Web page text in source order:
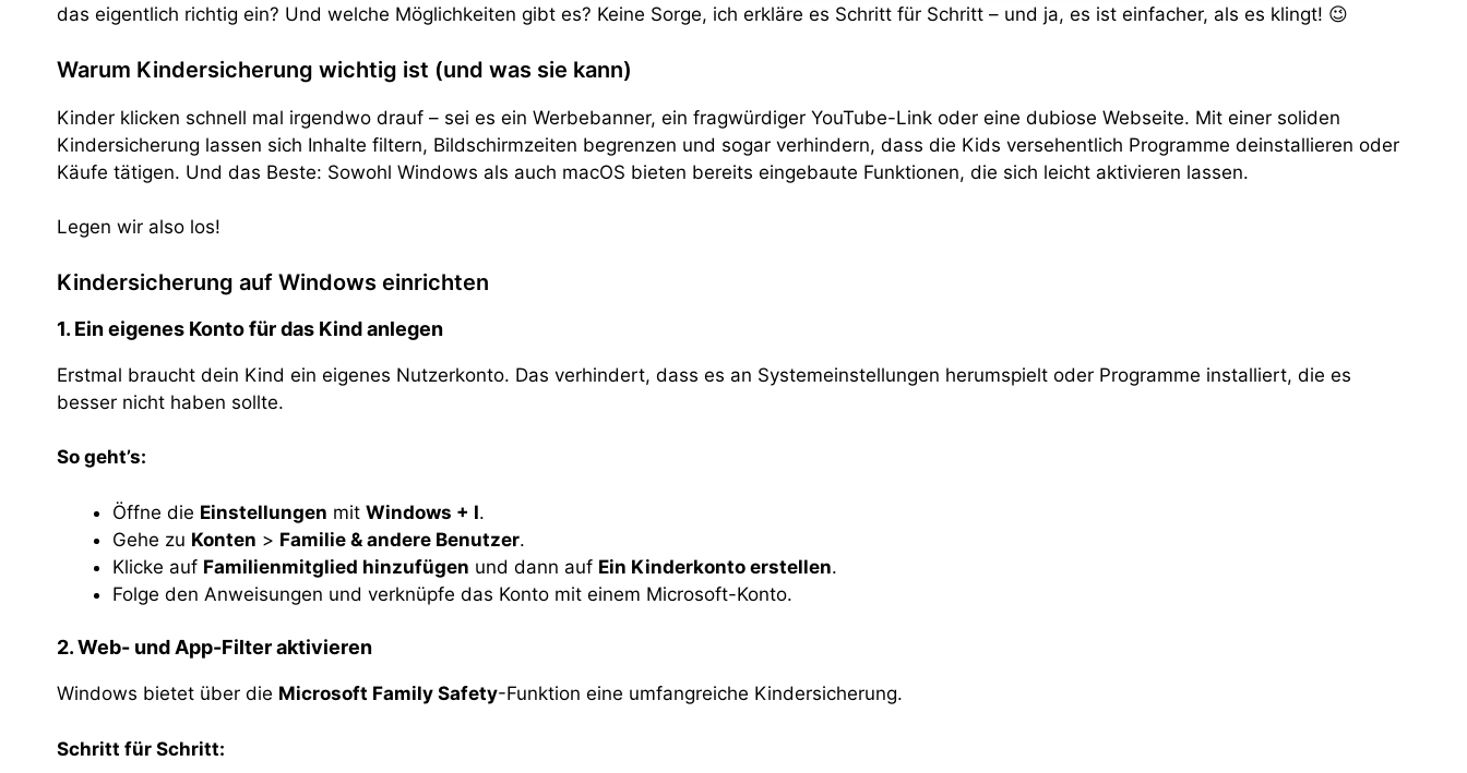
das eigentlich richtig ein? Und welche Möglichkeiten gibt es? Keine Sorge, ich erkläre es Schritt für Schritt – und ja, es ist einfacher, als es klingt! 😉
Warum Kindersicherung wichtig ist (und was sie kann)
Kinder klicken schnell mal irgendwo drauf – sei es ein Werbebanner, ein fragwürdiger YouTube-Link oder eine dubiose Webseite. Mit einer soliden
Kindersicherung lassen sich Inhalte filtern, Bildschirmzeiten begrenzen und sogar verhindern, dass die Kids versehentlich Programme deinstallieren oder
Käufe tätigen. Und das Beste: Sowohl Windows als auch macOS bieten bereits eingebaute Funktionen, die sich leicht aktivieren lassen.
Legen wir also los!
Kindersicherung auf Windows einrichten
1. Ein eigenes Konto für das Kind anlegen
Erstmal braucht dein Kind ein eigenes Nutzerkonto. Das verhindert, dass es an Systemeinstellungen herumspielt oder Programme installiert, die es
besser nicht haben sollte.
So geht’s:
Öffne die Einstellungen mit Windows + I.
Gehe zu Konten > Familie & andere Benutzer.
Klicke auf Familienmitglied hinzufügen und dann auf Ein Kinderkonto erstellen.
Folge den Anweisungen und verknüpfe das Konto mit einem Microsoft-Konto.
2. Web- und App-Filter aktivieren
Windows bietet über die Microsoft Family Safety-Funktion eine umfangreiche Kindersicherung.
Schritt für Schritt: